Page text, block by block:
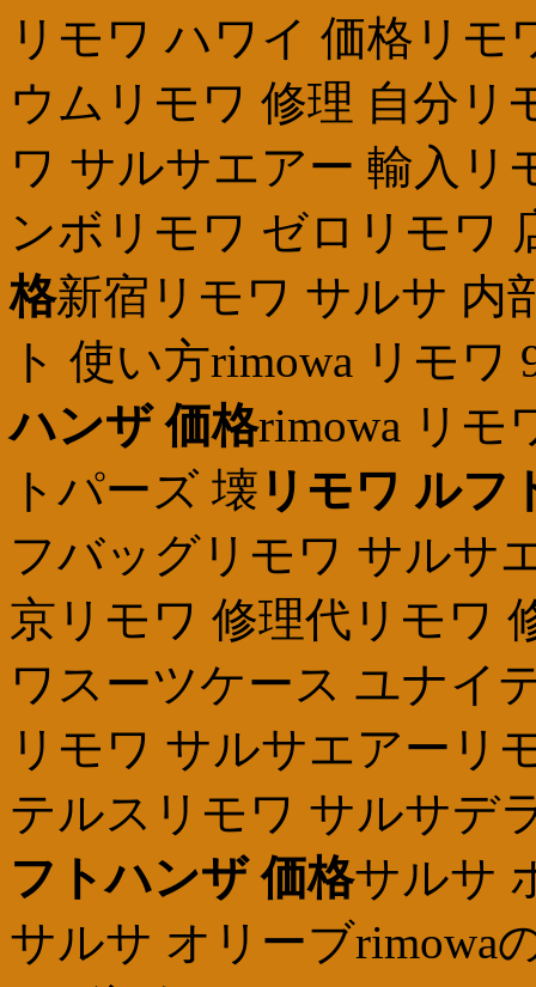
リモワ ハワイ 価格リ
ウムリモワ 修理 自分リ
ワ サルサエアー 輸入リ
ンボリモワ ゼロリモワ
格新宿リモワ サルサ 内
ト 使い方rimowa リモワ
ハンザ 価格rimowa リモ
トパーズ 壊 リモワ ルフ
フバッグリモワ サルサ
京リモワ 修理代リモワ
ワスーツケース ユナイ
リモワ サルサエアーリ
テルスリモワ サルサデ
フトハンザ 価格サルサ
サルサ オリーブrimowa